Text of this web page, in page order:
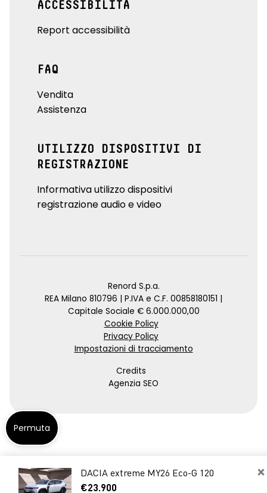
×
DACIA extreme MY26 Eco-G 120
€23.900
ACCESSIBILITÀ
Report accessibilità
FAQ
Vendita
Assistenza
UTILIZZO DISPOSITIVI DI
REGISTRAZIONE
Informativa utilizzo dispositivi
registrazione audio e video
Renord S.p.a.
REA Milano 810796 | P.IVA e C.F. 00858180151 |
Capitale Sociale € 6.000.000,00
Cookie Policy
Privacy Policy
Impostazioni di tracciamento
Credits
Agenzia SEO
Permuta